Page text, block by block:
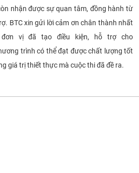
nhận được sự quan tâm, đồng hành từ
BTC xin gửi lời cảm ơn chân thành nhất
vị đã tạo điều kiện, hỗ trợ cho
trình có thể đạt được chất lượng tốt
giá trị thiết thực mà cuộc thi đã đề ra.